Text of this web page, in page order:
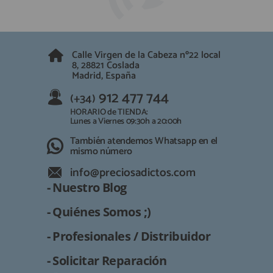
912 477 744
HORARIO de TIENDA:
Lunes a Viernes 09:30h a 20:00h
También atendemos Whatsapp
info@preciosadictos.com
Calle Virgen de la Cabeza nº22 local
8, 28821 Coslada
Madrid, España
(+34) 912 477 744
HORARIO de TIENDA:
Lunes a Viernes 09:30h a 20:00h
También atendemos Whatsapp en el
mismo número
info@preciosadictos.com
- Nuestro Blog
- Quiénes Somos ;)
- Profesionales / Distribuidor
- Solicitar Reparación